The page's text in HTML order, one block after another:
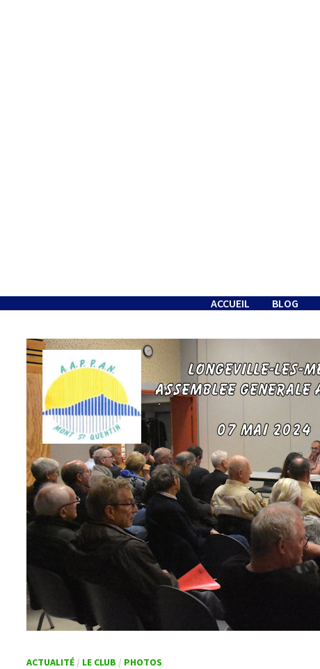
ACCUEIL BLOG
ACTUALITÉ / LE CLUB / PHOTOS